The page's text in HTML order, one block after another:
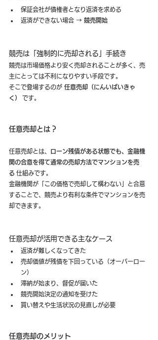
保証会社が債権者となり返済を求める
返済ができない場合 → 競売開始
競売は「強制的に売却される」手続き
競売は市場価格より安く売却されることが多く、売
主にとっては不利になりやすい手段です。
そこで登場するのが 任意売却（にんいばいきゃ
く）
です。
任意売却とは？
任意売却とは、 ローン残債がある状態でも、金融機
関の合意を得て通常の売却方法でマンションを売
る 仕組みです。
金融機関が「この価格で売却して構わない」と合意
することで、競売より有利な条件でマンションを売
却できます。
任意売却が活用できる主なケース
返済が難しくなってきた
売却価値が残債を下回っている（オーバーロー
ン）
滞納が始まり、督促が届いた
競売開始決定の通知を受けた
買い替えや生活状況の見直しが必要
任意売却のメリット